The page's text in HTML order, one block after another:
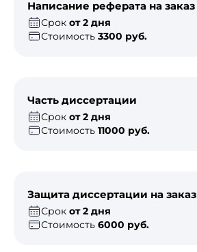
Написание реферата на заказ
Срок от 2 дня
Стоимость 3300 руб.
Часть диссертации
Срок от 2 дня
Стоимость 11000 руб.
Защита диссертации на заказ
Срок от 2 дня
Стоимость 6000 руб.